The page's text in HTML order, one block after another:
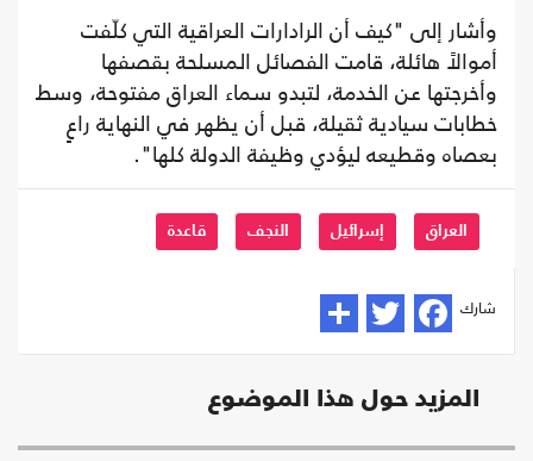
وأشار إلى "كيف أن الرادارات العراقية التي كلّفت
أموالاً هائلة، قامت الفصائل المسلحة بقصفها
وأخرجتها عن الخدمة، لتبدو سماء العراق مفتوحة، وسط
خطابات سيادية ثقيلة، قبل أن يظهر في النهاية راعٍ
بعصاه وقطيعه ليؤدي وظيفة الدولة كلها".
العراق إسرائيل النجف قاعدة
شارك
المزيد حول هذا الموضوع